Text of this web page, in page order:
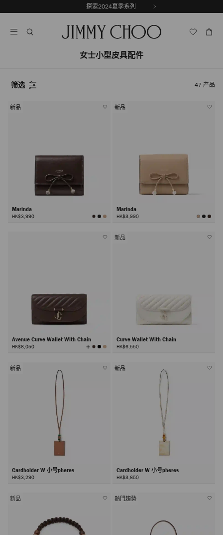
至前
张
探索2024夏季系列
女士小型皮具配件
筛选 47 产品
新品
Marinda
HK$3,990
新品
Marinda
HK$3,990
Avenue Curve Wallet With Chain
HK$6,050 查
看
新品
Curve Wallet With Chain
HK$6,550
新品
Cardholder W 小号pheres
HK$3,290
新品
Cardholder W 小号pheres
HK$3,650
新品 熱門趨勢